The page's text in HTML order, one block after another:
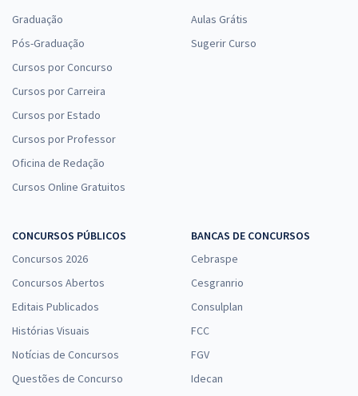
Graduação
Pós-Graduação
Cursos por Concurso
Cursos por Carreira
Cursos por Estado
Cursos por Professor
Oficina de Redação
Cursos Online Gratuitos
Aulas Grátis
Sugerir Curso
CONCURSOS PÚBLICOS
Concursos 2026
Concursos Abertos
Editais Publicados
Histórias Visuais
Notícias de Concursos
Questões de Concurso
BANCAS DE CONCURSOS
Cebraspe
Cesgranrio
Consulplan
FCC
FGV
Idecan